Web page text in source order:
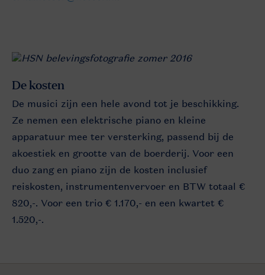
De kosten
De musici zijn een hele avond tot je beschikking.
Ze nemen een elektrische piano en kleine
apparatuur mee ter versterking, passend bij de
akoestiek en grootte van de boerderij. Voor een
duo zang en piano zijn de kosten inclusief
reiskosten, instrumentenvervoer en BTW totaal €
820,-. Voor een trio € 1.170,- en een kwartet €
1.520,-.